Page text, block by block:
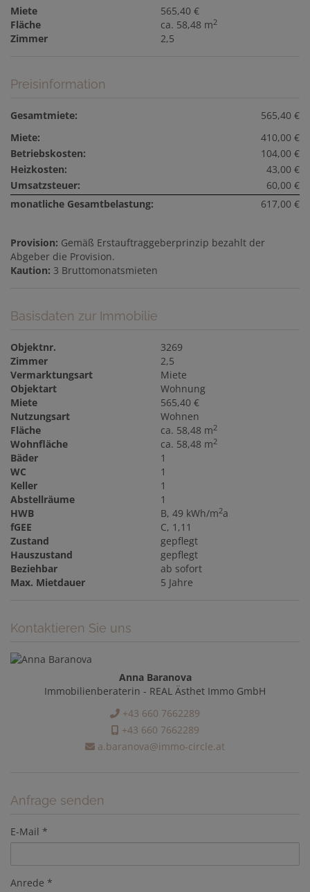
Miete
565,40 €
Fläche
ca. 58,48 m2
Zimmer 2,5
Preisinformation
Gesamtmiete:
565,40 €
Miete:
410,00 €
Betriebskosten:
104,00 €
Heizkosten:
43,00 €
Umsatzsteuer:
60,00 €
monatliche Gesamtbelastung:
617,00 €
Provision: Gemäß Erstauftraggeberprinzip bezahlt der
Abgeber die Provision.
Kaution: 3 Bruttomonatsmieten
Basisdaten zur Immobilie
Objektnr.
3269
Zimmer
2,5
Vermarktungsart
Miete
Objektart
Wohnung
Miete
565,40 €
Nutzungsart
Wohnen
Fläche
ca. 58,48 m2
Wohnfläche ca. 58,48 m2
Bäder
1
WC
1
Keller
1
Abstellräume
1
HWB
B, 49 kWh/m2a
fGEE
C, 1,11
Zustand
gepflegt
Hauszustand
gepflegt
Beziehbar
ab sofort
Max. Mietdauer
5 Jahre
Kontaktieren Sie uns
Anna Baranova
Immobilienberaterin - REAL Ästhet Immo GmbH
+43 660 7662289
+43 660 7662289
a.baranova@immo-circle.at
Anfrage senden
E-Mail
Anrede